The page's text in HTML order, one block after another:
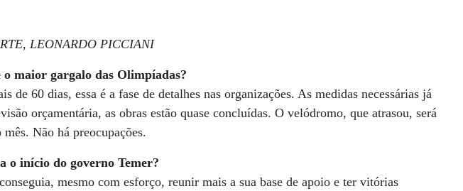
LEONARDO PICCIANI
maior gargalo das Olimpíadas?
de 60 dias, essa é a fase de detalhes nas organizações. As medidas necessárias já
orçamentária, as obras estão quase concluídas. O velódromo, que atrasou, será
Não há preocupações.
o início do governo Temer?
mesmo com esforço, reunir mais a sua base de apoio e ter vitórias